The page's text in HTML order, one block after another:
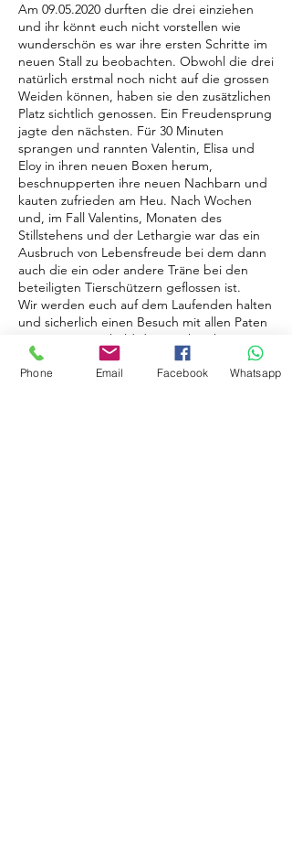
Am 09.05.2020 durften die drei einziehen
und ihr könnt euch nicht vorstellen wie
wunderschön es war ihre ersten Schritte im
neuen Stall zu beobachten. Obwohl die drei
natürlich erstmal noch nicht auf die grossen
Weiden können, haben sie den zusätzlichen
Platz sichtlich genossen. Ein Freudensprung
jagte den nächsten. Für 30 Minuten
sprangen und rannten Valentin, Elisa und
Eloy in ihren neuen Boxen herum,
beschnupperten ihre neuen Nachbarn und
kauten zufrieden am Heu. Nach Wochen
und, im Fall Valentins, Monaten des
Stillstehens und der Lethargie war das ein
Ausbruch von Lebensfreude bei dem dann
auch die ein oder andere Träne bei den
beteiligten Tierschützern geflossen ist.
Wir werden euch auf dem Laufenden halten
und sicherlich einen Besuch mit allen Paten
organisieren, sobald die Beschränkungen
durch die COVID-19 Pandemie aufgehoben
werden. Bis dahin gibt es Bilder, Videos und
Phone Email Facebook Whatsapp